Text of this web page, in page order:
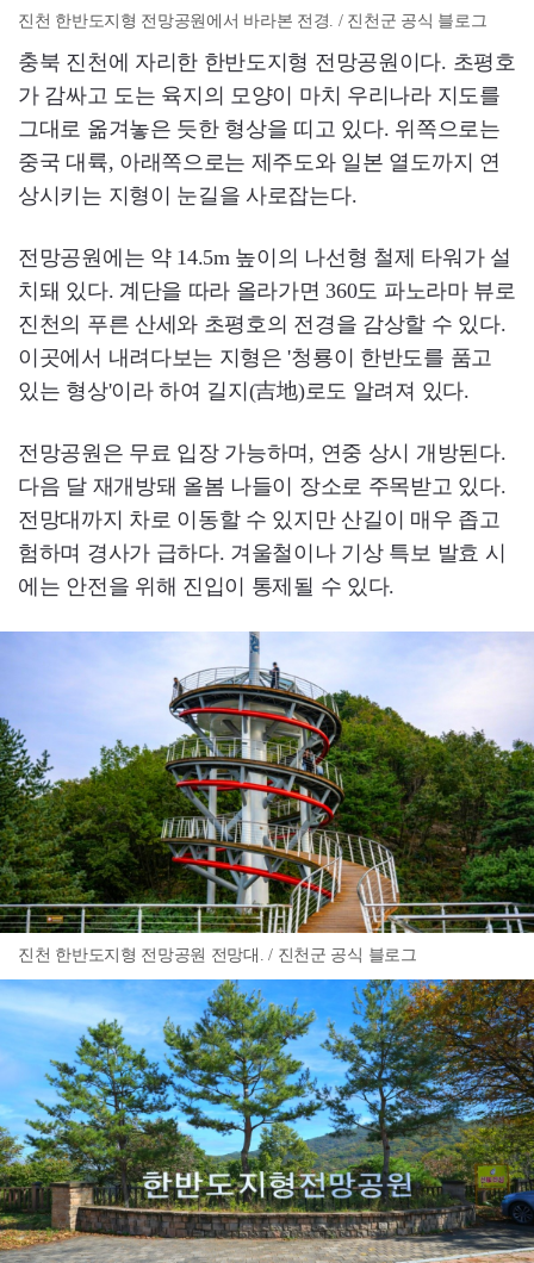
진천 한반도지형 전망공원에서 바라본 전경. / 진천군 공식 블로그
충북 진천에 자리한 한반도지형 전망공원이다. 초평호
가 감싸고 도는 육지의 모양이 마치 우리나라 지도를
그대로 옮겨놓은 듯한 형상을 띠고 있다. 위쪽으로는
중국 대륙, 아래쪽으로는 제주도와 일본 열도까지 연
상시키는 지형이 눈길을 사로잡는다.
전망공원에는 약 14.5m 높이의 나선형 철제 타워가 설
치돼 있다. 계단을 따라 올라가면 360도 파노라마 뷰로
진천의 푸른 산세와 초평호의 전경을 감상할 수 있다.
이곳에서 내려다보는 지형은 '청룡이 한반도를 품고
있는 형상'이라 하여 길지(吉地)로도 알려져 있다.
전망공원은 무료 입장 가능하며, 연중 상시 개방된다.
다음 달 재개방돼 올봄 나들이 장소로 주목받고 있다.
전망대까지 차로 이동할 수 있지만 산길이 매우 좁고
험하며 경사가 급하다. 겨울철이나 기상 특보 발효 시
에는 안전을 위해 진입이 통제될 수 있다.
진천 한반도지형 전망공원 전망대. / 진천군 공식 블로그